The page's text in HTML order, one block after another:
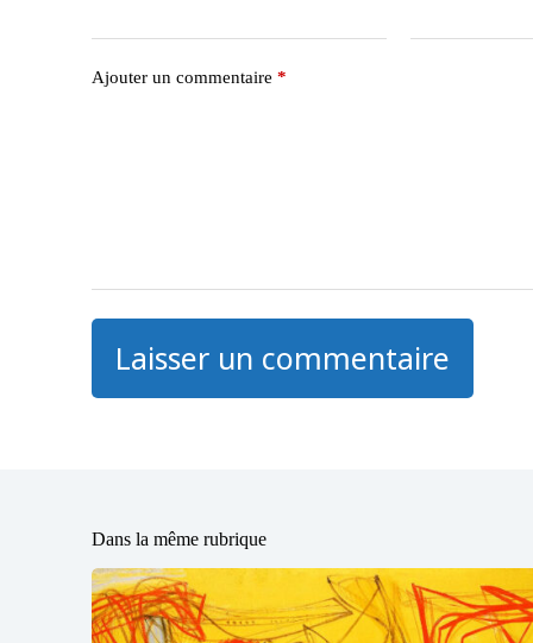
Ajouter un commentaire *
Laisser un commentaire
Dans la même rubrique